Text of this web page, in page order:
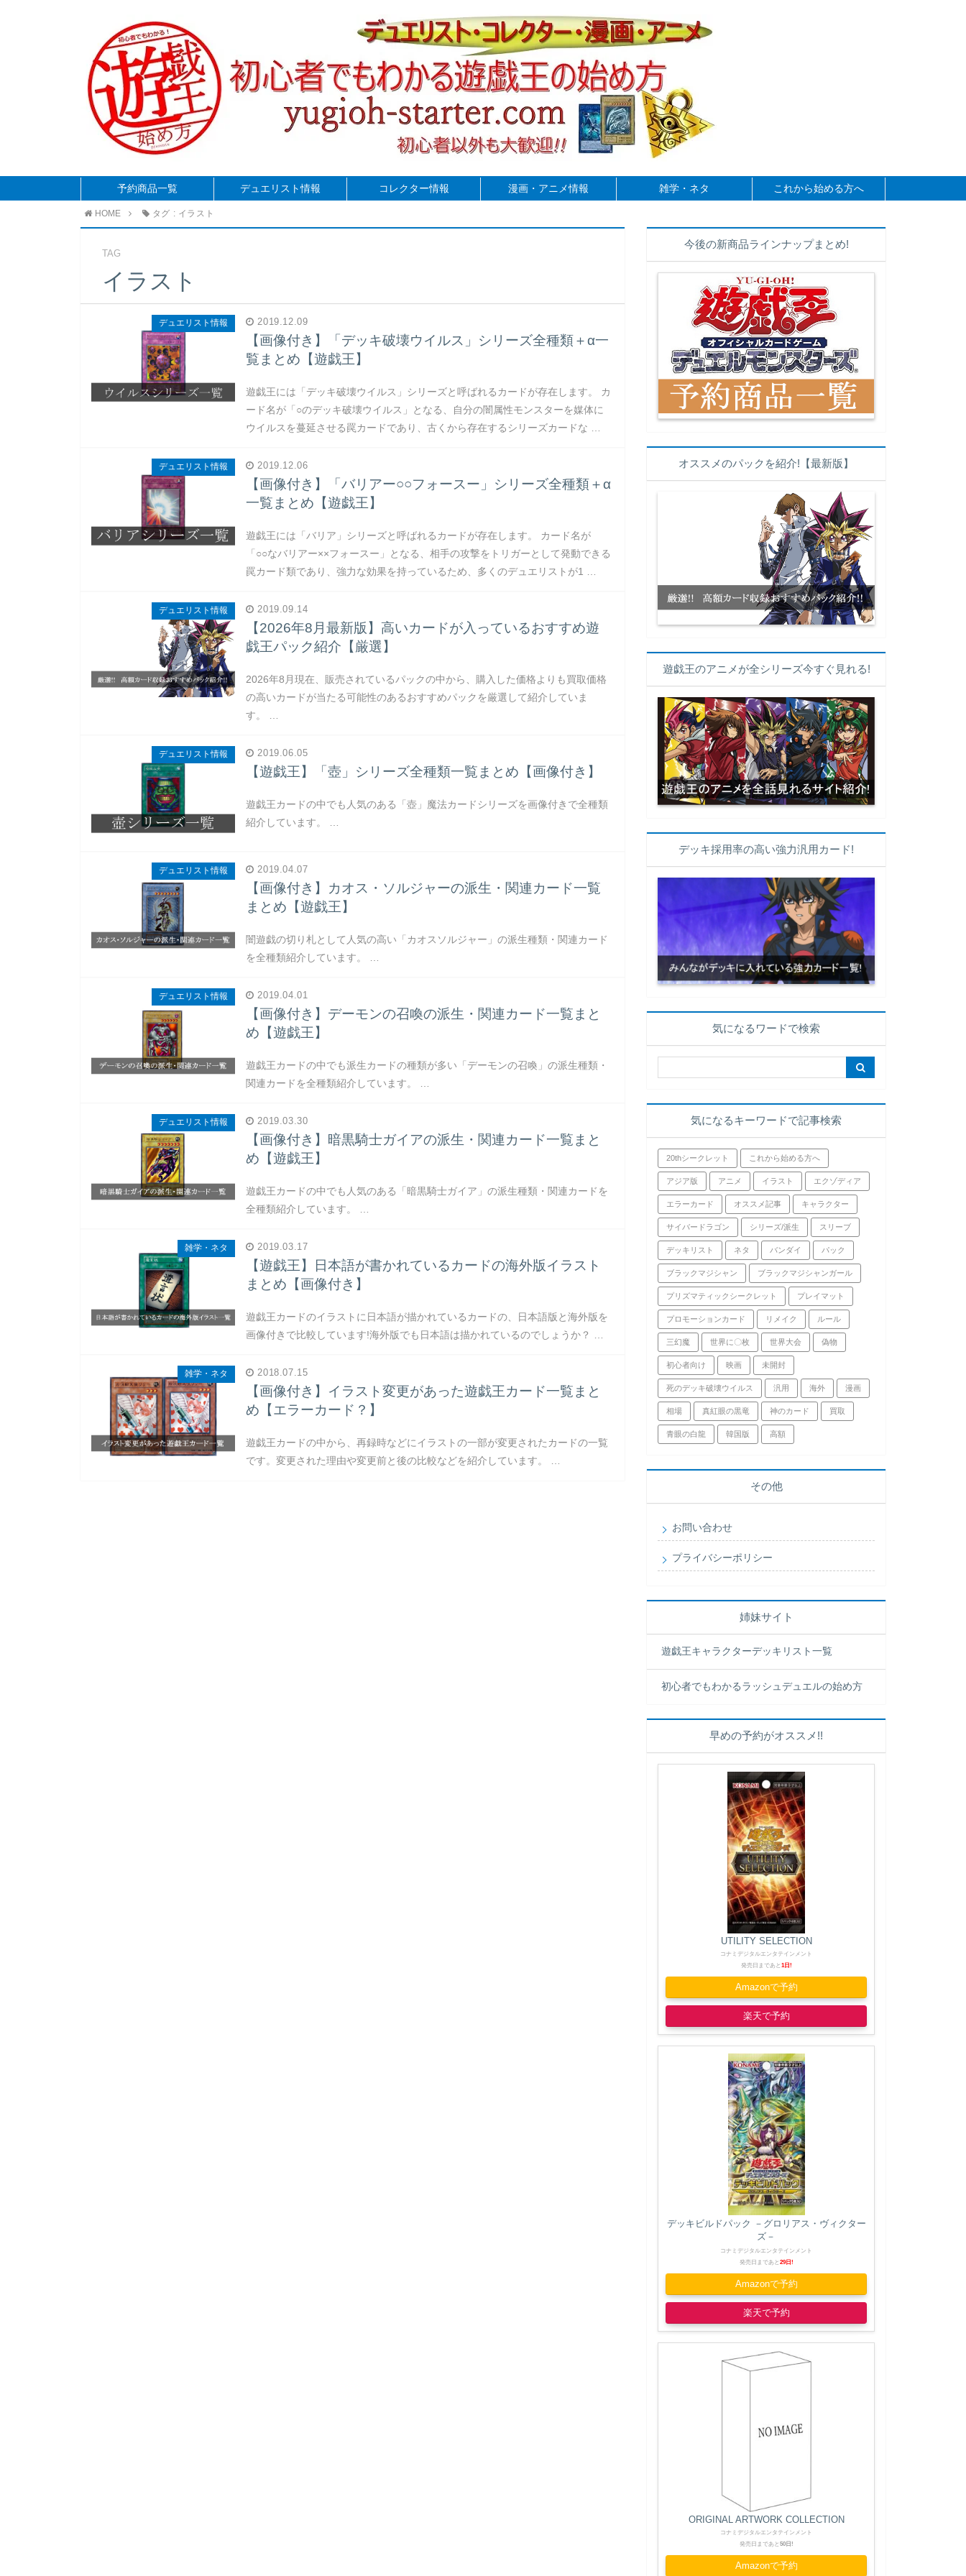
予約商品一覧 デュエリスト情報 コレクター情報 漫画・アニメ情報 雑学・ネタ これから始める方へ
HOME タグ : イラスト
TAG
イラスト
デュエリスト情報 2019.12.09
【画像付き】「デッキ破壊ウイルス」シリーズ全種類＋α一
覧まとめ【遊戯王】
遊戯王には「デッキ破壊ウイルス」シリーズと呼ばれるカードが存在します。 カ
ード名が「○のデッキ破壊ウイルス」となる、自分の闇属性モンスターを媒体に
ウイルスを蔓延させる罠カードであり、古くから存在するシリーズカードな …
デュエリスト情報 2019.12.06
【画像付き】「バリアー○○フォースー」シリーズ全種類＋α
一覧まとめ【遊戯王】
遊戯王には「バリア」シリーズと呼ばれるカードが存在します。 カード名が
「○○なバリアー××フォースー」となる、相手の攻撃をトリガーとして発動できる
罠カード類であり、強力な効果を持っているため、多くのデュエリストが1 …
デュエリスト情報 2019.09.14
【2026年8月最新版】高いカードが入っているおすすめ遊
戯王パック紹介【厳選】
2026年8月現在、販売されているパックの中から、購入した価格よりも買取価格
の高いカードが当たる可能性のあるおすすめパックを厳選して紹介していま
す。 …
デュエリスト情報 2019.06.05
【遊戯王】「壺」シリーズ全種類一覧まとめ【画像付き】
遊戯王カードの中でも人気のある「壺」魔法カードシリーズを画像付きで全種類
紹介しています。 …
デュエリスト情報 2019.04.07
【画像付き】カオス・ソルジャーの派生・関連カード一覧
まとめ【遊戯王】
闇遊戯の切り札として人気の高い「カオスソルジャー」の派生種類・関連カード
を全種類紹介しています。 …
デュエリスト情報 2019.04.01
【画像付き】デーモンの召喚の派生・関連カード一覧まと
め【遊戯王】
遊戯王カードの中でも派生カードの種類が多い「デーモンの召喚」の派生種類・
関連カードを全種類紹介しています。 …
デュエリスト情報 2019.03.30
【画像付き】暗黒騎士ガイアの派生・関連カード一覧まと
め【遊戯王】
遊戯王カードの中でも人気のある「暗黒騎士ガイア」の派生種類・関連カードを
全種類紹介しています。 …
雑学・ネタ 2019.03.17
【遊戯王】日本語が書かれているカードの海外版イラスト
まとめ【画像付き】
遊戯王カードのイラストに日本語が描かれているカードの、日本語版と海外版を
画像付きで比較しています!海外版でも日本語は描かれているのでしょうか？ …
雑学・ネタ 2018.07.15
【画像付き】イラスト変更があった遊戯王カード一覧まと
め【エラーカード？】
遊戯王カードの中から、再録時などにイラストの一部が変更されたカードの一覧
です。変更された理由や変更前と後の比較などを紹介しています。 …
今後の新商品ラインナップまとめ!
オススメのパックを紹介!【最新版】
遊戯王のアニメが全シリーズ今すぐ見れる!
デッキ採用率の高い強力汎用カード!
気になるワードで検索
気になるキーワードで記事検索
20thシークレット これから始める方へ
アジア版 アニメ イラスト エクゾディア
エラーカード オススメ記事 キャラクター
サイバードラゴン シリーズ/派生 スリーブ
デッキリスト ネタ バンダイ パック
ブラックマジシャン ブラックマジシャンガール
プリズマティックシークレット プレイマット
プロモーションカード リメイク ルール
三幻魔 世界に〇枚 世界大会 偽物
初心者向け 映画 未開封
死のデッキ破壊ウイルス 汎用 海外 漫画
相場 真紅眼の黒竜 神のカード 買取
青眼の白龍 韓国版 高額
その他
お問い合わせ
プライバシーポリシー
姉妹サイト
遊戯王キャラクターデッキリスト一覧
初心者でもわかるラッシュデュエルの始め方
早めの予約がオススメ!!
UTILITY SELECTION
コナミデジタルエンタテインメント
発売日まであと 1日!
Amazonで予約
楽天で予約
デッキビルドパック －グロリアス・ヴィクター
ズ－
コナミデジタルエンタテインメント
発売日まであと 29日!
Amazonで予約
楽天で予約
ORIGINAL ARTWORK COLLECTION
コナミデジタルエンタテインメント
発売日まであと 50日!
Amazonで予約